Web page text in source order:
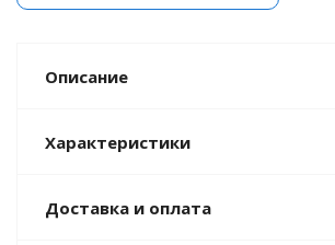
Описание
Характеристики
Доставка и оплата